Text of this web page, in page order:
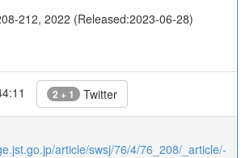
212, 2022 (Released:2023-06-28)
2 + 1 Twitter
article/swsj/76/4/76_208/_article/-